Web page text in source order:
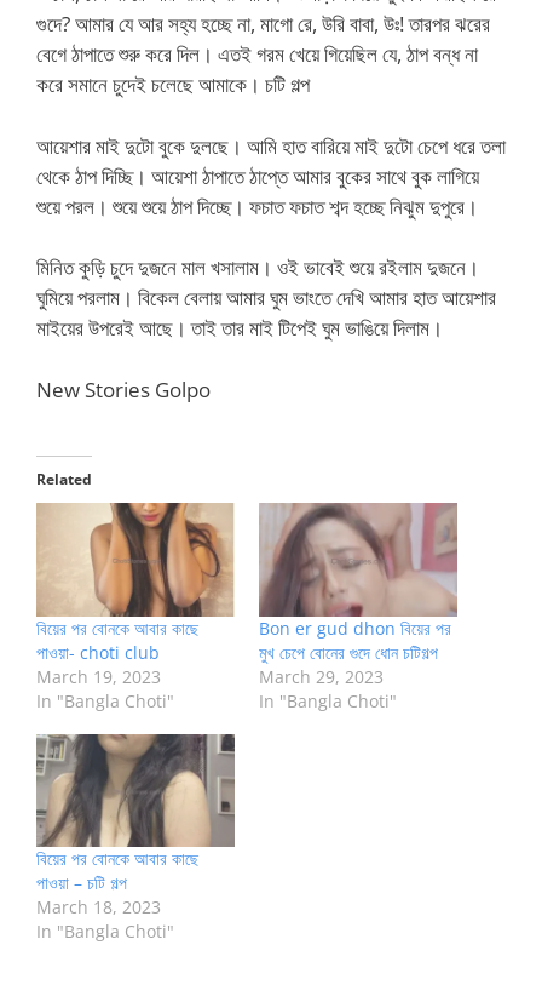
গুদে? আমার যে আর সহ্য হচ্ছে না, মাগো রে, উরি বাবা, উঃ! তারপর ঝরের
বেগে ঠাপাতে শুরু করে দিল। এতই গরম খেয়ে গিয়েছিল যে, ঠাপ বন্ধ না
করে সমানে চুদেই চলেছে আমাকে। চটি গল্প
আয়েশার মাই দুটো বুকে দুলছে। আমি হাত বারিয়ে মাই দুটো চেপে ধরে তলা
থেকে ঠাপ দিচ্ছি। আয়েশা ঠাপাতে ঠাপ্তে আমার বুকের সাথে বুক লাগিয়ে
শুয়ে পরল। শুয়ে শুয়ে ঠাপ দিচ্ছে। ফচাত ফচাত শব্দ হচ্ছে নিঝুম দুপুরে।
মিনিত কুড়ি চুদে দুজনে মাল খসালাম। ওই ভাবেই শুয়ে রইলাম দুজনে।
ঘুমিয়ে পরলাম। বিকেল বেলায় আমার ঘুম ভাংতে দেখি আমার হাত আয়েশার
মাইয়ের উপরেই আছে। তাই তার মাই টিপেই ঘুম ভাঙিয়ে দিলাম।
New Stories Golpo
Related
বিয়ের পর বোনকে আবার কাছে
পাওয়া- choti club
March 19, 2023
In "Bangla Choti"
Bon er gud dhon বিয়ের পর
মুখ চেপে বোনের গুদে ধোন চটিগল্প
March 29, 2023
In "Bangla Choti"
বিয়ের পর বোনকে আবার কাছে
পাওয়া – চটি গল্প
March 18, 2023
In "Bangla Choti"